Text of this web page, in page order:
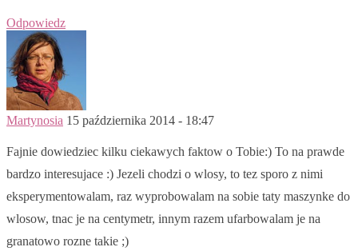
Odpowiedz
Martynosia 15 października 2014 - 18:47
Fajnie dowiedziec kilku ciekawych faktow o Tobie:) To na prawde
bardzo interesujace :) Jezeli chodzi o wlosy, to tez sporo z nimi
eksperymentowalam, raz wyprobowalam na sobie taty maszynke do
wlosow, tnac je na centymetr, innym razem ufarbowalam je na
granatowo rozne takie ;)